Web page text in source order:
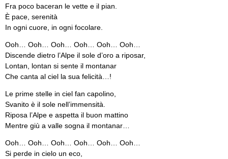
Fra poco baceran le vette e il pian.
È pace, serenità
In ogni cuore, in ogni focolare.
Ooh… Ooh… Ooh… Ooh… Ooh… Ooh…
Discende dietro l’Alpe il sole d’oro a riposar,
Lontan, lontan si sente il montanar
Che canta al ciel la sua felicità…!
Le prime stelle in ciel fan capolino,
Svanito è il sole nell’immensità.
Riposa l’Alpe e aspetta il buon mattino
Mentre giù a valle sogna il montanar…
Ooh… Ooh… Ooh… Ooh… Ooh… Ooh…
Si perde in cielo un eco,